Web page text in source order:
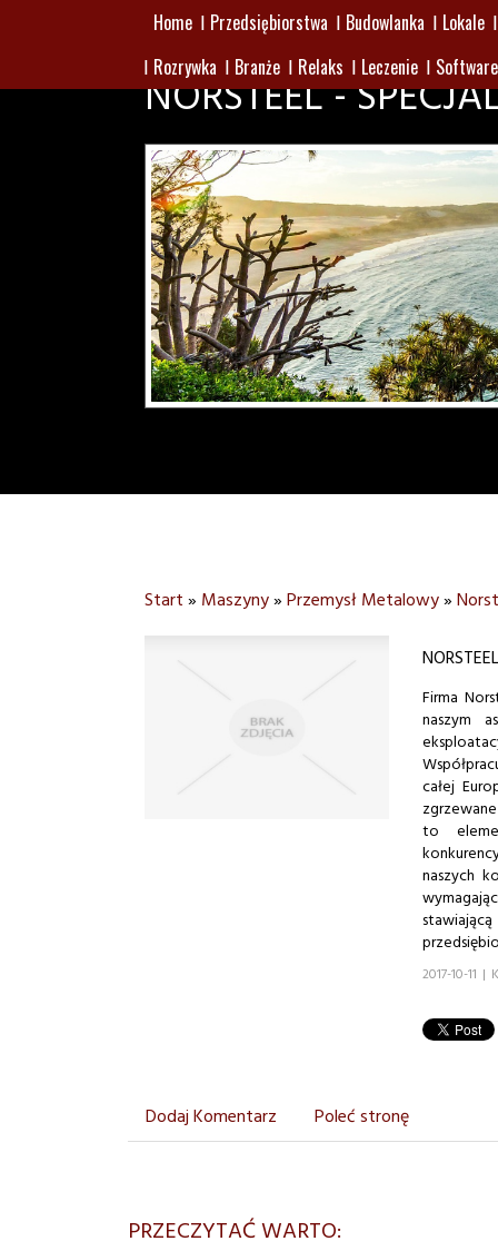
Home Przedsiębiorstwa Budowlanka
Lokale
Rozrywka
Branże Relaks Leczenie Software
NORSTEEL -
Start» Maszyny»Przemysł Metalowy»
Firma
naszym
całej
to
naszych
2017-10-11 |
Dodaj Komentarz Poleć stronę
PRZECZYTAĆ WARTO: